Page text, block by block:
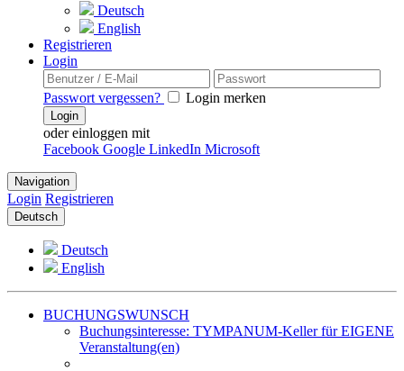
Deutsch
English
Registrieren
Login
Passwort vergessen? Login merken
Login
oder einloggen mit
Facebook Google LinkedIn Microsoft
Navigation
Login Registrieren
Deutsch
Deutsch
English
BUCHUNGSWUNSCH
Buchungsinteresse: TYMPANUM-Keller für EIGENE
Veranstaltung(en)